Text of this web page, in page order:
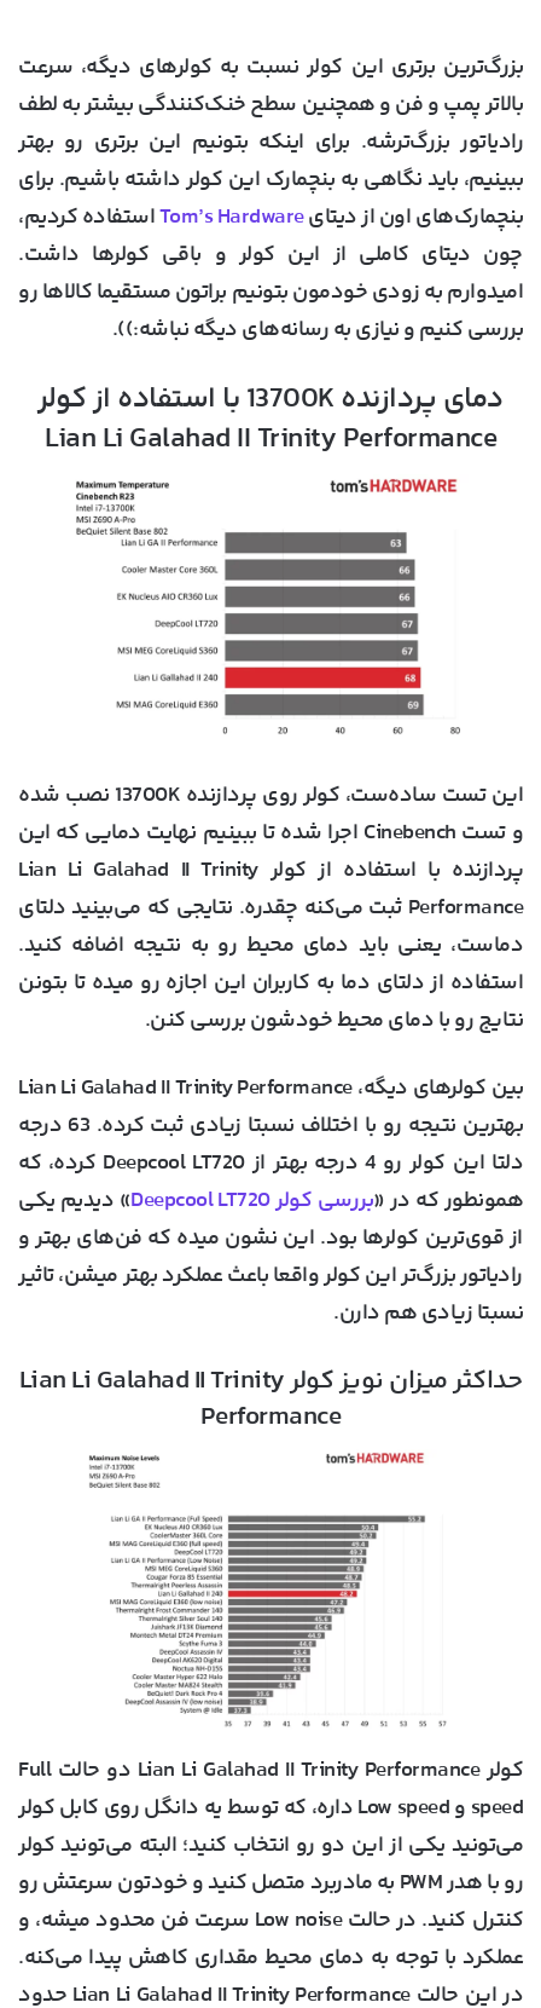
بزرگ‌ترین برتری این کولر نسبت به کولرهای دیگه، سرعت
بالاتر پمپ و فن و همچنین سطح خنک‌کنندگی بیشتر به لطف
رادیاتور بزرگ‌ترشه. برای اینکه بتونیم این برتری رو بهتر
ببینیم، باید نگاهی به بنچمارک این کولر داشته باشیم. برای
بنچمارک‌های اون از دیتایTom’s Hardwareاستفاده کردیم،
چون دیتای کاملی از این کولر و باقی کولرها داشت.
امیدوارم به زودی خودمون بتونیم براتون مستقیما کالاها رو
بررسی کنیم و نیازی به رسانه‌های دیگه نباشه:)).
دمای پردازنده 13700K با استفاده از کولر
Lian Li Galahad II Trinity Performance
این تست ساده‌ست، کولر روی پردازنده 13700K نصب شده
و تست Cinebench اجرا شده تا ببینیم نهایت دمایی که این
پردازنده با استفاده از کولر Lian Li Galahad II Trinity
Performance ثبت می‌کنه چقدره. نتایجی که می‌بینید دلتای
دماست، یعنی باید دمای محیط رو به نتیجه اضافه کنید.
استفاده از دلتای دما به کاربران این اجازه رو میده تا بتونن
نتایج رو با دمای محیط خودشون بررسی کنن.
بین کولرهای دیگه، Lian Li Galahad II Trinity Performance
بهترین نتیجه رو با اختلاف نسبتا زیادی ثبت کرده. 63 درجه
دلتا این کولر رو 4 درجه بهتر از Deepcool LT720 کرده، که
همونطور که در «بررسی کولر Deepcool LT720
» دیدیم یکی
از قوی‌ترین کولرها بود. این نشون میده که فن‌های بهتر و
رادیاتور بزرگ‌تر این کولر واقعا باعث عملکرد بهتر میشن، تاثیر
نسبتا زیادی هم دارن.
حداکثر میزان نویز کولر Lian Li Galahad II Trinity
Performance
کولر Lian Li Galahad II Trinity Performance دو حالت Full
speed و Low speed داره، که توسط یه دانگل روی کابل کولر
می‌تونید یکی از این دو رو انتخاب کنید؛ البته می‌تونید کولر
رو با هدر PWM به مادربرد متصل کنید و خودتون سرعتش رو
کنترل کنید. در حالت Low noise سرعت فن محدود میشه، و
عملکرد با توجه به دمای محیط مقداری کاهش پیدا می‌کنه.
در این حالت Lian Li Galahad II Trinity Performance حدود